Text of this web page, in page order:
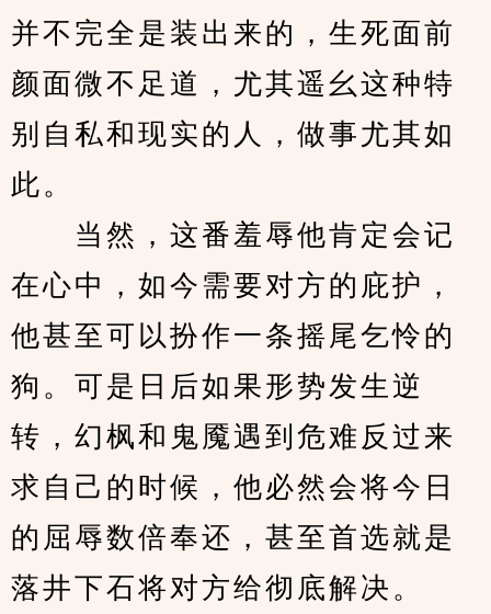
并不完全是装出来的，生死面前
颜面微不足道，尤其遥幺这种特
别自私和现实的人，做事尤其如
此。
当然，这番羞辱他肯定会记
在心中，如今需要对方的庇护，
他甚至可以扮作一条摇尾乞怜的
狗。可是日后如果形势发生逆
转，幻枫和鬼魇遇到危难反过来
求自己的时候，他必然会将今日
的屈辱数倍奉还，甚至首选就是
落井下石将对方给彻底解决。